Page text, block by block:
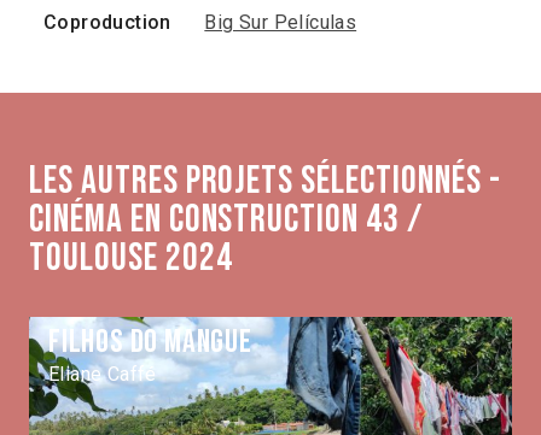
Coproduction Big Sur Películas
Les autres projets sélectionnés -
Cinéma en construction 43 /
Toulouse 2024
Filhos do mangue
Eliane Caffé